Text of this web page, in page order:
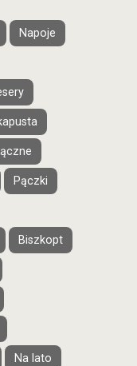
Napoje
Pączki
Biszkopt
Na lato